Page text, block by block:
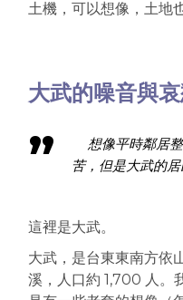
土機，可以想像，土地
大武的噪音與
想像平時鄰居
苦，但是大武的
這裡是大武。
大武，是台東東南方依
溪，人口約 1,700 人。